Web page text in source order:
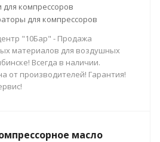
для компрессоров
для компрессоров
"10Бар" - Продажа
материалов для воздушных
Всегда в наличии.
от производителей! Гарантия!
масло